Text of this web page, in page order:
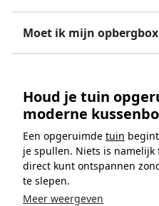
Moet ik mijn
Houd je tuin
moderne
Een opgeruimde tuin
je spullen. Niets is
direct kunt ontspannen
te slepen.
Meer weergeven